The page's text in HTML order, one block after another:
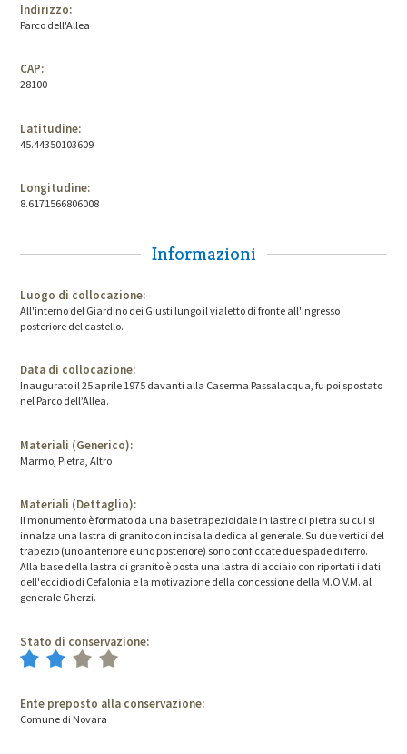
Indirizzo:
Parco dell'Allea
CAP:
28100
Latitudine:
45.44350103609
Longitudine:
8.6171566806008
Informazioni
Luogo di collocazione:
All'interno del Giardino dei Giusti lungo il vialetto di fronte all'ingresso
posteriore del castello.
Data di collocazione:
Inaugurato il 25 aprile 1975 davanti alla Caserma Passalacqua, fu poi spostato
nel Parco dell’Allea.
Materiali (Generico):
Marmo, Pietra, Altro
Materiali (Dettaglio):
Il monumento è formato da una base trapezioidale in lastre di pietra su cui si
innalza una lastra di granito con incisa la dedica al generale. Su due vertici del
trapezio (uno anteriore e uno posteriore) sono conficcate due spade di ferro.
Alla base della lastra di granito è posta una lastra di acciaio con riportati i dati
dell'eccidio di Cefalonia e la motivazione della concessione della M.O.V.M. al
generale Gherzi.
Stato di conservazione:
Ente preposto alla conservazione:
Comune di Novara